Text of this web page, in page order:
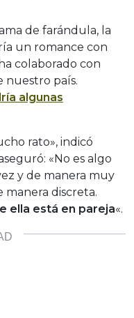
de farándula, la
un romance con
colaborado con
nuestro país.
algunas
rato», indicó
«No es algo
y de manera muy
discreta.
ella está en pareja«.